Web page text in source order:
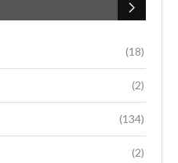
(18)
(2)
(134)
(2)